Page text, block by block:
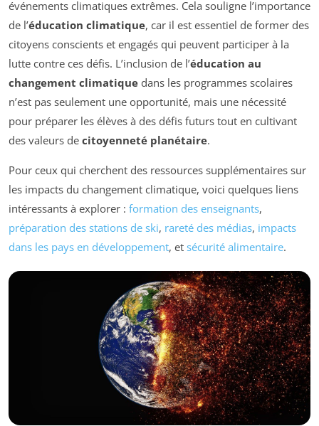
événements climatiques extrêmes. Cela souligne l’importance
de l’éducation climatique, car il est essentiel de former des
citoyens conscients et engagés qui peuvent participer à la
lutte contre ces défis. L’inclusion de l’éducation au
changement climatique dans les programmes scolaires
n’est pas seulement une opportunité, mais une nécessité
pour préparer les élèves à des défis futurs tout en cultivant
des valeurs de citoyenneté planétaire.
Pour ceux qui cherchent des ressources supplémentaires sur
les impacts du changement climatique, voici quelques liens
intéressants à explorer : formation des enseignants,
préparation des stations de ski, rareté des médias, impacts
dans les pays en développement, et sécurité alimentaire.